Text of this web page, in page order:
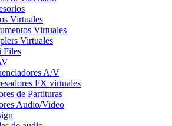
Virtuales
Virtuales
Virtuales
Files
A/V
FX virtuales
de Partituras
Audio/Video